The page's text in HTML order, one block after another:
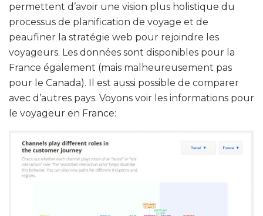
permettent d’avoir une vision plus holistique du
processus de planification de voyage et de
peaufiner la stratégie web pour rejoindre les
voyageurs. Les données sont disponibles pour la
France également (mais malheureusement pas
pour le Canada). Il est aussi possible de comparer
avec d’autres pays. Voyons voir les informations pour
le voyageur en France: